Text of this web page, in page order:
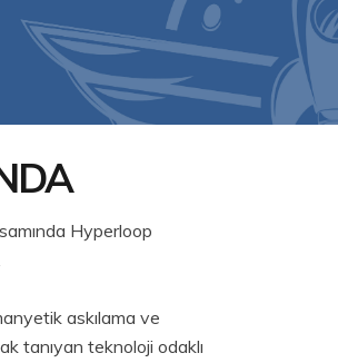
Hyperloop
askılama ve
tanıyan teknoloji odaklı